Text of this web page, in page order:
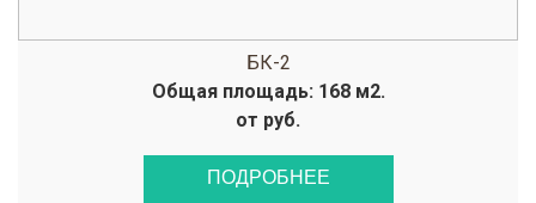
БК-2
Общая площадь: 168 м2.
от руб.
ПОДРОБНЕЕ